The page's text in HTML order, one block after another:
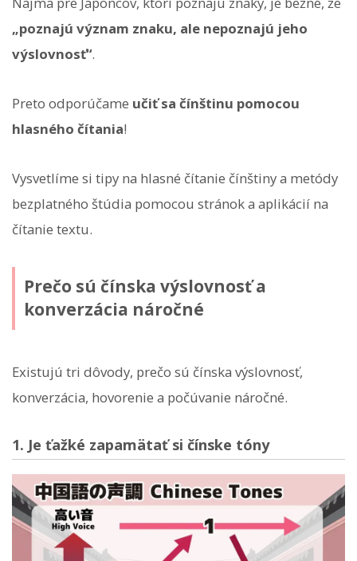
„poznajú význam znaku, ale nepoznajú jeho
výslovnosť“.
Preto odporúčame učiť sa čínštinu pomocou
hlasného čítania!
Vysvetlíme si tipy na hlasné čítanie čínštiny a metódy
bezplatného štúdia pomocou stránok a aplikácií na
čítanie textu.
Prečo sú čínska výslovnosť a
konverzácia náročné
Existujú tri dôvody, prečo sú čínska výslovnosť,
konverzácia, hovorenie a počúvanie náročné.
1. Je ťažké zapamätať si čínske tóny